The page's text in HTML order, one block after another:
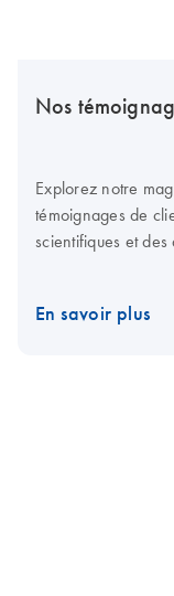
Nos
Explorez notre
témoignages de
scientifiques et
En savoir plus